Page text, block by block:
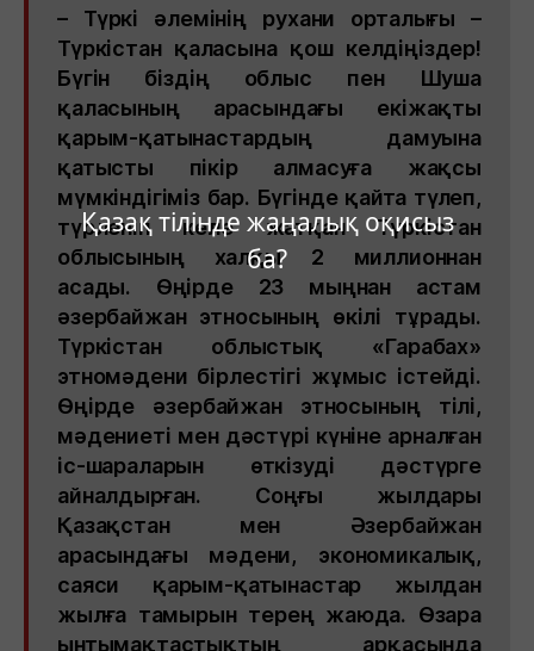
Қазақ тілінде жаңалық оқисыз
ба?
– Түркі әлемінің рухани орталығы –
Түркістан қаласына қош келдіңіздер!
Бүгін біздің облыс пен Шуша
қаласының арасындағы екіжақты
қарым-қатынастардың дамуына
қатысты пікір алмасуға жақсы
мүмкіндігіміз бар. Бүгінде қайта түлеп,
түрленіп келе жатқан Түркістан
облысының халқы 2 миллионнан
асады. Өңірде 23 мыңнан астам
әзербайжан этносының өкілі тұрады.
Түркістан облыстық «Гарабах»
этномәдени бірлестігі жұмыс істейді.
Өңірде әзербайжан этносының тілі,
мәдениеті мен дәстүрі күніне арналған
іс-шараларын өткізуді дәстүрге
айналдырған. Соңғы жылдары
Қазақстан мен Әзербайжан
арасындағы мәдени, экономикалық,
саяси қарым-қатынастар жылдан
жылға тамырын терең жаюда. Өзара
ынтымақтастықтың арқасында